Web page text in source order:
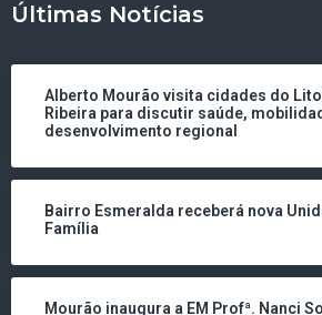
Últimas Notícias
Alberto Mourão visita cidades do
Ribeira para discutir saúde,
desenvolvimento regional
Bairro Esmeralda receberá nova
Família
Mourão inaugura a EM Profª. Nanci